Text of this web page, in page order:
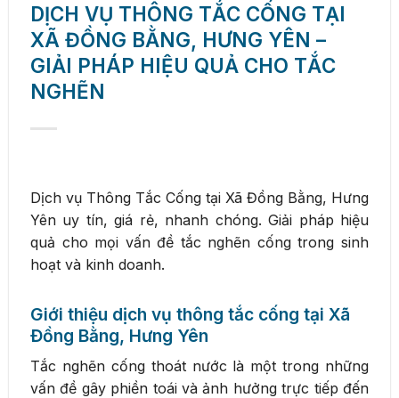
DỊCH VỤ THÔNG TẮC CỐNG TẠI
XÃ ĐỒNG BẰNG, HƯNG YÊN –
GIẢI PHÁP HIỆU QUẢ CHO TẮC
NGHẼN
Dịch vụ Thông Tắc Cống tại Xã Đồng Bằng, Hưng
Yên uy tín, giá rẻ, nhanh chóng. Giải pháp hiệu
quả cho mọi vấn đề tắc nghẽn cống trong sinh
hoạt và kinh doanh.
Giới thiệu dịch vụ thông tắc cống tại Xã
Đồng Bằng, Hưng Yên
Tắc nghẽn cống thoát nước là một trong những
vấn đề gây phiền toái và ảnh hưởng trực tiếp đến